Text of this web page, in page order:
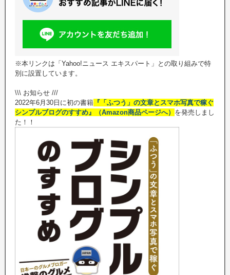
※本リンクは「Yahoo!ニュース エキスパート」との取り組みで特
別に設置しています。
\\\ お知らせ ///
2022年6月30日に初の書籍 『「ふつう」の文章とスマホ写真で稼ぐ
シンプルブログのすすめ』（Amazon商品ページへ） を発売しまし
た！！